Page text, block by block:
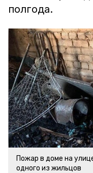
полгода.
Пожар в доме на
одного из жильцов